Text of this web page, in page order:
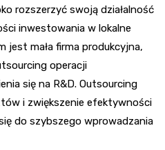
rozszerzyć swoją działalność
inwestowania w lokalne
jest mała firma produkcyjna,
operacji
się na R&D. Outsourcing
i zwiększenie efektywności
do szybszego wprowadzania